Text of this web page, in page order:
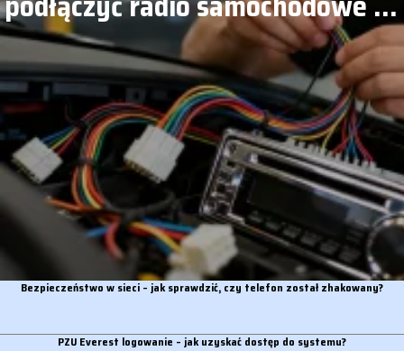
aucie?
Bezpieczeństwo w sieci – jak sprawdzić, czy telefon został zhakowany?
PZU Everest logowanie – jak uzyskać dostęp do systemu?